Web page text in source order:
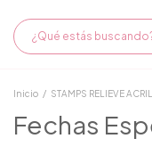
Inicio / STAMPS RELIEVE
Fechas